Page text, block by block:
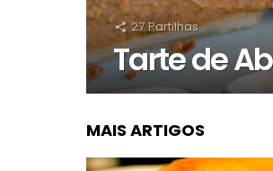
27 Partilhas
Tarte de
MAIS ARTIGOS